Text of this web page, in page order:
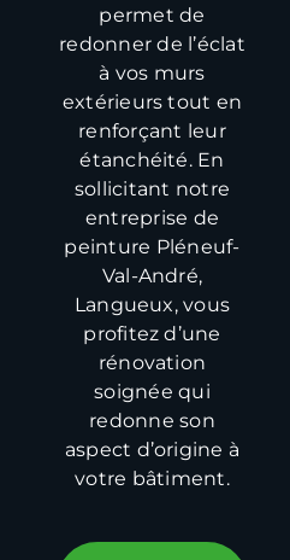
permet de
redonner de l’éclat
à vos murs
extérieurs tout en
renforçant leur
étanchéité. En
sollicitant notre
entreprise de
peinture Pléneuf-
Val-André,
Langueux, vous
profitez d’une
rénovation
soignée qui
redonne son
aspect d’origine à
votre bâtiment.